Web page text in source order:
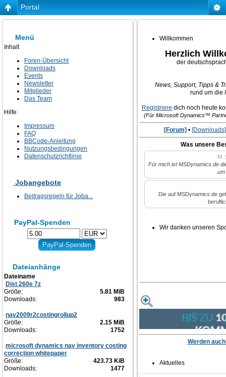
Portal
Menü
Inhalt
Foren-Übersicht
Downloads
Events
Newsletter
Mitglieder
Das Team
Hilfe
Impressum
FAQ
BBCode-Anleitung
Nutzungsbedingungen
Datenschutzrichtlinie
Jobangebote
Beitragsregeln für Joba...
PayPal-Spenden
Dateianhänge
Dateiname
Dist 260e 7z
Größe:
5.81 MiB
Downloads:
983
nav2009r2costingrollup2
Größe:
2.15 MiB
Downloads:
1752
microsoft dynamics nav inventory costing
correction whitepaper
Größe:
423.73 KiB
Downloads:
1477
Willkommen
Herzlich
der
News, Support, Tipps &
rund um die
Registriere dich noch heute
(Für Microsoft Dynamics™
[Forum] • [Downloads]
Was unsere
M.
Für mich ist MSDynamics.de
um
Die auf MSDynamics.de
Wir danken unseren
Werden
Aktuelles